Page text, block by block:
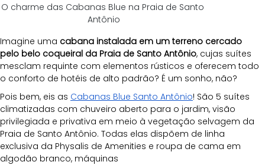
O charme das Cabanas Blue na Praia de Santo
Antônio
Imagine uma cabana instalada em um terreno cercado
pelo belo coqueiral da Praia de Santo Antônio, cujas suítes
mesclam requinte com elementos rústicos e oferecem todo
o conforto de hotéis de alto padrão? É um sonho, não?
Pois bem, eis as Cabanas Blue Santo Antônio! São 5 suítes
climatizadas com chuveiro aberto para o jardim, visão
privilegiada e privativa em meio à vegetação selvagem da
Praia de Santo Antônio. Todas elas dispõem de linha
exclusiva da Physalis de Amenities e roupa de cama em
algodão branco, máquinas